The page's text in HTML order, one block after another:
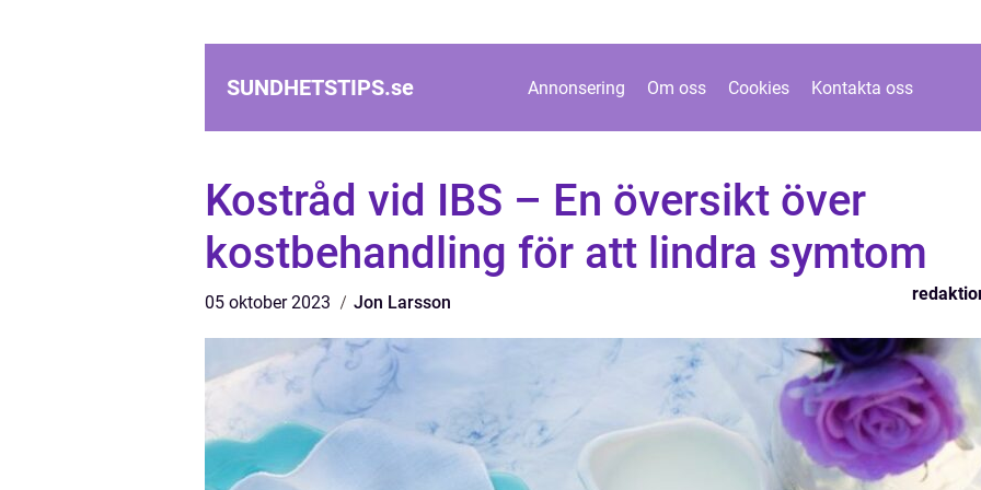
SUNDHETSTIPS.se Annonsering Om oss Cookies Kontakta oss
Kostråd vid IBS – En översikt över
kostbehandling för att lindra symtom
05 oktober 2023 Jon Larsson